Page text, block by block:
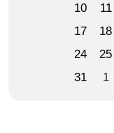
10
11
17
18
24
25
31
1